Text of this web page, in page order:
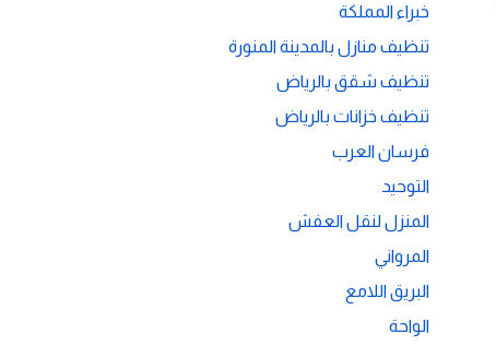
خبراء المملكة
تنظيف منازل بالمدينة المنورة
تنظيف شقق بالرياض
تنظيف خزانات بالرياض
فرسان العرب
التوحيد
المنزل لنقل العفش
المرواني
البريق اللامع
الواحة